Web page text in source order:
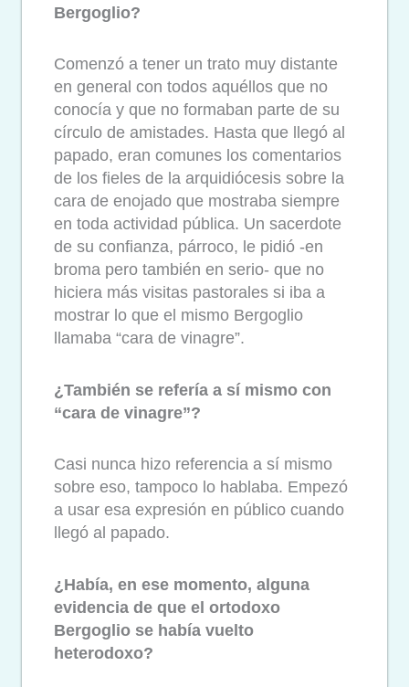
Bergoglio?
Comenzó a tener un trato muy distante
en general con todos aquéllos que no
conocía y que no formaban parte de su
círculo de amistades. Hasta que llegó al
papado, eran comunes los comentarios
de los fieles de la arquidiócesis sobre la
cara de enojado que mostraba siempre
en toda actividad pública. Un sacerdote
de su confianza, párroco, le pidió -en
broma pero también en serio- que no
hiciera más visitas pastorales si iba a
mostrar lo que el mismo Bergoglio
llamaba “cara de vinagre”.
¿También se refería a sí mismo con
“cara de vinagre”?
Casi nunca hizo referencia a sí mismo
sobre eso, tampoco lo hablaba. Empezó
a usar esa expresión en público cuando
llegó al papado.
¿Había, en ese momento, alguna
evidencia de que el ortodoxo
Bergoglio se había vuelto
heterodoxo?